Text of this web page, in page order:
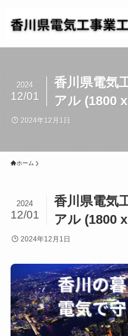
香川県電気
アル (1800
2024
12/01
2024年12月1日
ホーム
香川県電気
アル (1800
2024
12/01
2024年12月1日